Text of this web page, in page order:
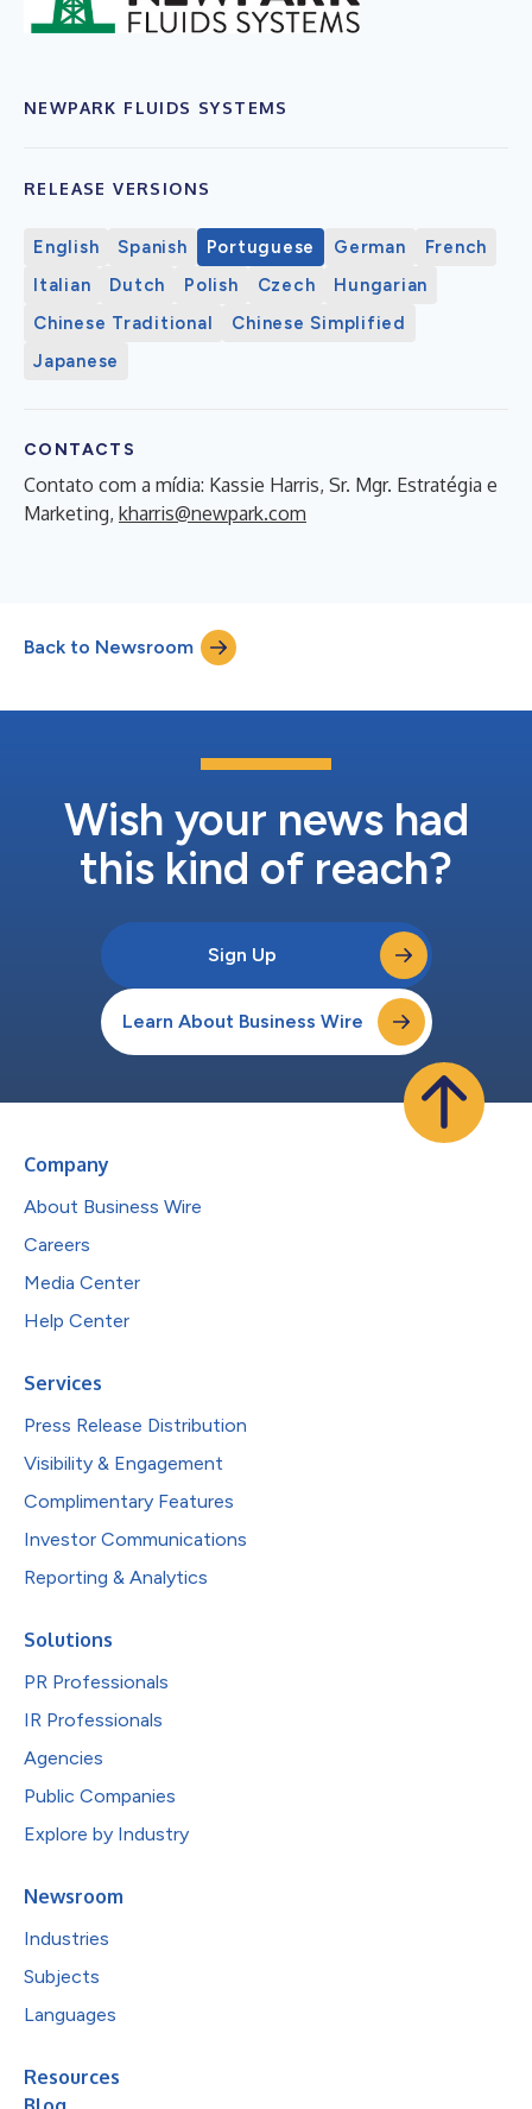
NEWPARK FLUIDS SYSTEMS
RELEASE VERSIONS
English Spanish Portuguese German
French
Italian
Dutch Polish Czech
Hungarian
Chinese Traditional
Chinese Simplified
Japanese
CONTACTS
Contato com a mídia: Kassie Harris, Sr. Mgr. Estratégia e
Marketing, kharris@newpark.com
Back to Newsroom
Wish your news had
this kind of reach?
Sign Up
Learn About Business Wire
Company
About Business Wire
Careers
Media Center
Help Center
Services
Press Release Distribution
Visibility & Engagement
Complimentary Features
Investor Communications
Reporting & Analytics
Solutions
PR Professionals
IR Professionals
Agencies
Public Companies
Explore by Industry
Newsroom
Industries
Subjects
Languages
Resources